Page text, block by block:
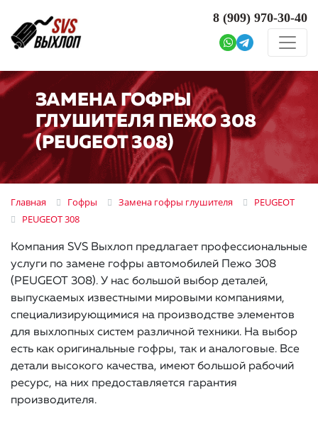
8 (909) 970-30-40
ЗАМЕНА ГОФРЫ
ГЛУШИТЕЛЯ ПЕЖО 308
(PEUGEOT 308)
Главная Гофры Замена гофры глушителя
PEUGEOT
PEUGEOT 308
Компания SVS Выхлоп предлагает профессиональные
услуги по замене гофры автомобилей Пежо 308
(PEUGEOT 308). У нас большой выбор деталей,
выпускаемых известными мировыми компаниями,
специализирующимися на производстве элементов
для выхлопных систем различной техники. На выбор
есть как оригинальные гофры, так и аналоговые. Все
детали высокого качества, имеют большой рабочий
ресурс, на них предоставляется гарантия
производителя.